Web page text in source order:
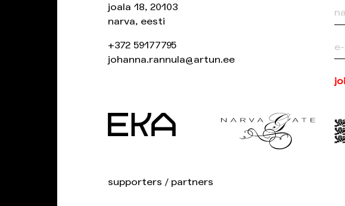
joala 18, 20103
narva, eesti
+372 59177795
johanna.rannula@artun.ee
supporters / partners